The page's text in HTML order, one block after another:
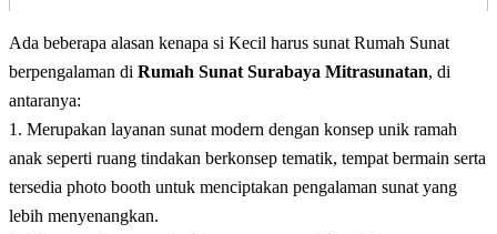
Ada beberapa alasan kenapa si Kecil harus sunat Rumah Sunat
berpengalaman di Rumah Sunat Surabaya Mitrasunatan, di
antaranya:
1. Merupakan layanan sunat modern dengan konsep unik ramah
anak seperti ruang tindakan berkonsep tematik, tempat bermain serta
tersedia photo booth untuk menciptakan pengalaman sunat yang
lebih menyenangkan.